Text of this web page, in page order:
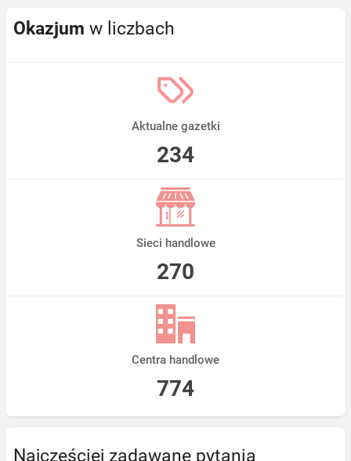
Okazjum w liczbach
Aktualne gazetki
234
Sieci handlowe
270
Centra handlowe
774
Najczęściej zadawane pytania